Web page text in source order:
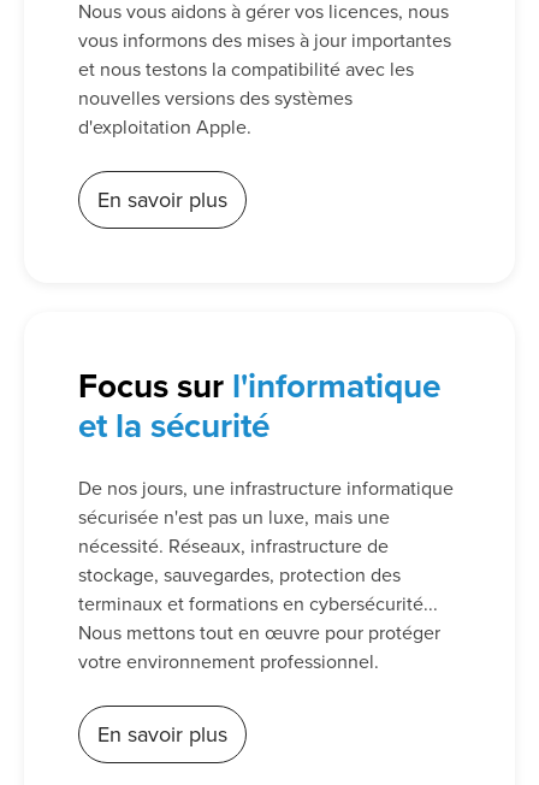
Nous vous aidons à gérer vos licences, nous
vous informons des mises à jour importantes
et nous testons la compatibilité avec les
nouvelles versions des systèmes
d'exploitation Apple.
En savoir plus
Focus surl'informatique
et la sécurité
De nos jours, une infrastructure informatique
sécurisée n'est pas un luxe, mais une
nécessité. Réseaux, infrastructure de
stockage, sauvegardes, protection des
terminaux et formations en cybersécurité...
Nous mettons tout en œuvre pour protéger
votre environnement professionnel.
En savoir plus